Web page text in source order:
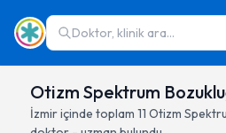
Doktor, klinik ara...
Otizm Spektrum
İzmiriçinde toplam 11 Otizm